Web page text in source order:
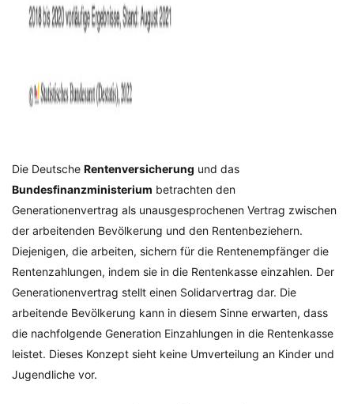
Die Deutsche Rentenversicherung und das
Bundesfinanzministerium betrachten den
Generationenvertrag als unausgesprochenen Vertrag zwischen
der arbeitenden Bevölkerung und den Rentenbeziehern.
Diejenigen, die arbeiten, sichern für die Rentenempfänger die
Rentenzahlungen, indem sie in die Rentenkasse einzahlen. Der
Generationenvertrag stellt einen Solidarvertrag dar. Die
arbeitende Bevölkerung kann in diesem Sinne erwarten, dass
die nachfolgende Generation Einzahlungen in die Rentenkasse
leistet. Dieses Konzept sieht keine Umverteilung an Kinder und
Jugendliche vor.